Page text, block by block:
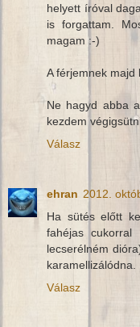
helyett íróval
is forgattam.
magam :-)
A férjemnek majd
Ne hagyd abba
kezdem
Válasz
ehran 2012.
Ha sütés előtt
fahéjas
lecserélném
karamellizálódna.
Válasz